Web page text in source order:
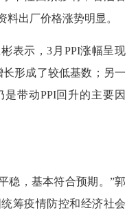
出厂价格涨势明显。
表示，3月PPI涨幅呈现
形成了较低基数；另一
带动PPI回升的主要因
稳，基本符合预期。”郭
筹疫情防控和经济社会